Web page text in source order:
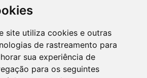
site utiliza cookies e outras
de rastreamento para
sua experiência de
para os seguintes